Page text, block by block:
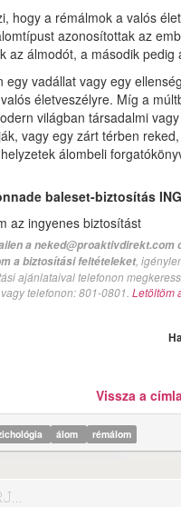
hogy a rémálmok a valós
azonosítottak az
az álmodót, a második pedig
vadállat vagy egy
életveszélyre. Míg a
világban társadalmi
vagy egy zárt térben
álombeli
baleset-biztosítás
az ingyenes biztosítást
a
a biztosítási feltételeket,
ajánlataival telefonon
telefonon: 801-0801. Letöltöm
Vissza a
álom rémálom